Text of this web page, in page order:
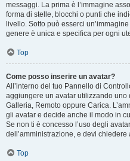
messaggi. La prima è l’immagine
forma di stelle, blocchi o punti che
livello. Sotto può esserci
genere è unica e specifica per ogni
Top
Come posso inserire un avatar?
All’interno del tuo Pannello di
aggiungere un avatar utilizzando uno
Galleria, Remoto oppure Carica.
gli avatar e decide anche il modo in
Se non ti è concesso l’uso degli
dell’amministrazione, e devi
Top